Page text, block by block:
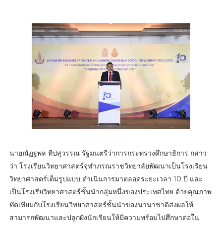
นายณัฏฐพล ทีปสุวรรณ รัฐมนตรีว่าการกระทรวงศึกษาธิการ กล่าว
ว่า โรงเรียนวิทยาศาสตร์จุฬาภรณราชวิทยาลัยพัฒนาเป็นโรงเรียน
วิทยาศาสตร์เต็มรูปแบบ ดำเนินการมาตลอดระยะเวลา 10 ปี และ
เป็นโรงเรียวิทยาศาสตร์ชั้นนำกลุ่มหนึ่งของประเทศไทย ด้วยคุณภาพ
ทัดเทียมกับโรงเรียนวิทยาศาสตร์ชั้นนำของนานาชาติส่งผลให้
สามารถพัฒนาและปลูกฝังนักเรียนให้มีความพร้อมไปศึกษาต่อใน